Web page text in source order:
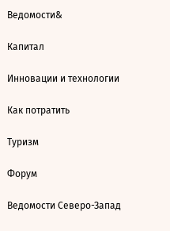
Ведомости&
Капитал
Инновации и технологии
Как потратить
Туризм
Форум
Ведомости Северо-Запад